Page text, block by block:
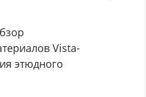
Vista-
этюдного